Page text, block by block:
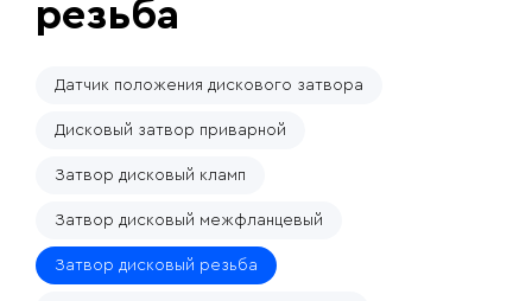
резьба
Датчик положения дискового затвора
Дисковый затвор приварной
Затвор дисковый кламп
Затвор дисковый межфланцевый
Затвор дисковый резьба